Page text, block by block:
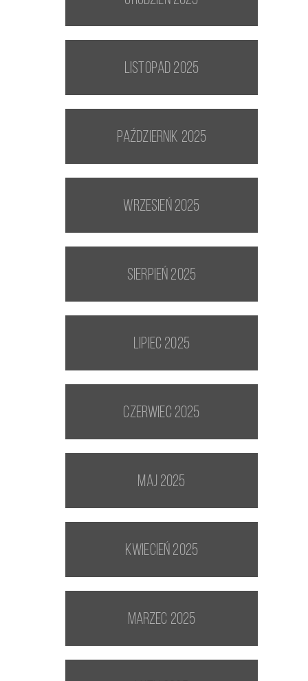
listopad 2025
październik 2025
wrzesień 2025
sierpień 2025
lipiec 2025
czerwiec 2025
maj 2025
kwiecień 2025
marzec 2025